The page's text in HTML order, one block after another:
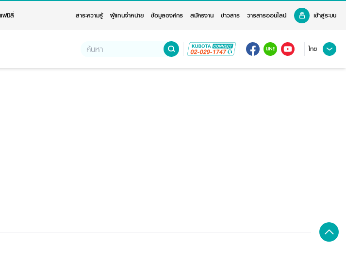
ฟมิลี่ สาระความรู้ ผู้แทนจำหน่าย ข้อมูลองค์กร สมัครงาน ข่าวสาร วารสารออนไลน์ เข้าสู่ระบบ
ไทย